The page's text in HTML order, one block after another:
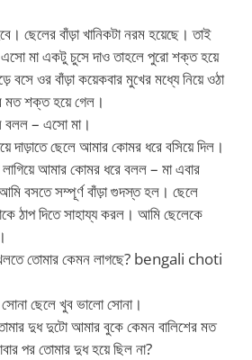
ছেলের বাঁড়া খানিকটা নরম হয়েছে। তাই
মা একটু চুসে দাও তাহলে পুরো শক্ত হয়ে
বসে ওর বাঁড়া কয়েকবার মুখের মধ্যে নিয়ে ওঠা
মত শক্ত হয়ে গেল।
বলল – এসো মা।
দাড়াতে ছেলে আমার কোমর ধরে বসিয়ে দিল।
আমার কোমর ধরে বলল – মা এবার
বসতে সম্পূর্ণ বাঁড়া গুদস্ত হল। ছেলে
ঠাপ দিতে সাহায্য করল। আমি ছেলেকে
তোমার কেমন লাগছে? bengali choti
ছেলে খুব ভালো সোনা।
দুধ দুটো আমার বুকে কেমন বালিশের মত
পর তোমার দুধ হয়ে ছিল না?